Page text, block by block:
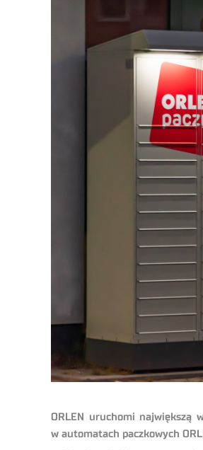
ORLEN uruchomi największą
w automatach paczkowych